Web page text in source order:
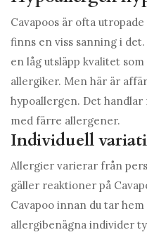
Cavapoos är ofta
finns en viss sanning i
en låg utsläpp kvalitet
allergiker. Men här är
hypoallergen. Det
med färre allergener.
Individuell
Allergier varierar från
gäller reaktioner på
Cavapoo innan du tar
allergibenägna individer